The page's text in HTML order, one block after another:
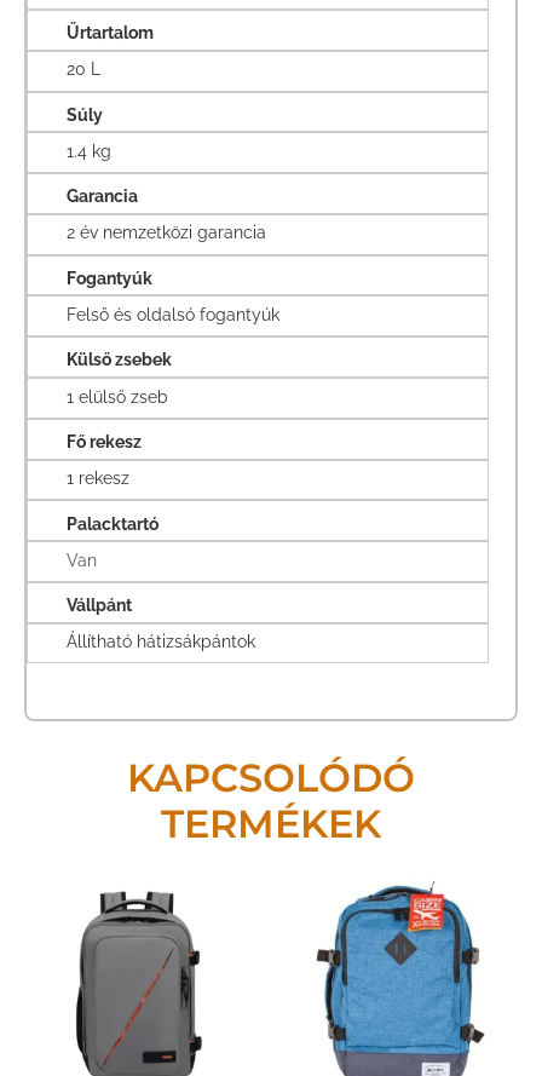
Űrtartalom
20 L
Súly
1.4 kg
Garancia
2 év nemzetközi garancia
Fogantyúk
Felső és oldalsó fogantyúk
Külső zsebek
1 elülső zseb
Fő rekesz
1 rekesz
Palacktartó
Van
Vállpánt
Állítható hátizsákpántok
KAPCSOLÓDÓ
TERMÉKEK